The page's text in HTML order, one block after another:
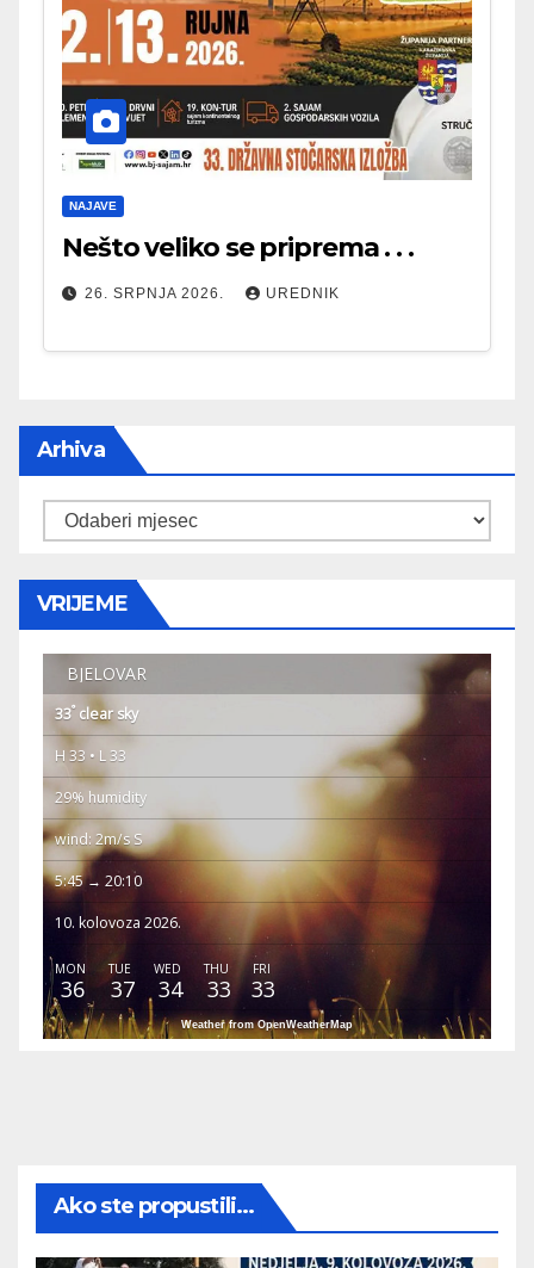
NAJAVE
Nešto veliko se priprema . . .
26. SRPNJA 2026. UREDNIK
Arhiva
Arhiva
VRIJEME
BJELOVAR
33° clear sky
H 33 • L 33
29% humidity
wind: 2m/s S
5:45 → 20:10
10. kolovoza 2026.
MON
36
TUE
37
WED
34
THU
33
FRI
33
Weather from OpenWeatherMap
Ako ste propustili...